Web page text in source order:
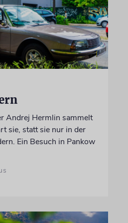
Andrej Hermlin sammelt
sie, statt sie nur in der
Ein Besuch in Pankow